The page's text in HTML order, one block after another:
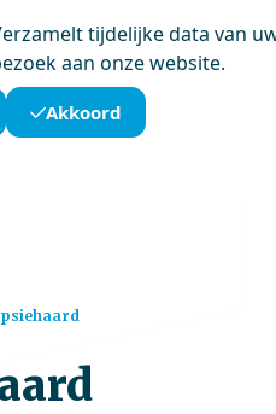
tijdelijke data van
aan onze website.
Akkoord